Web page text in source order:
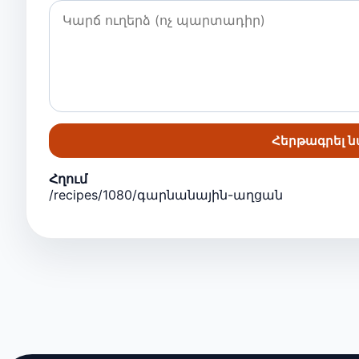
Հերթագրել
Հղում
/recipes/1080/գարնանային-աղցան